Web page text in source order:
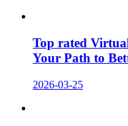
Top rated
Your Path to
2026-03-25